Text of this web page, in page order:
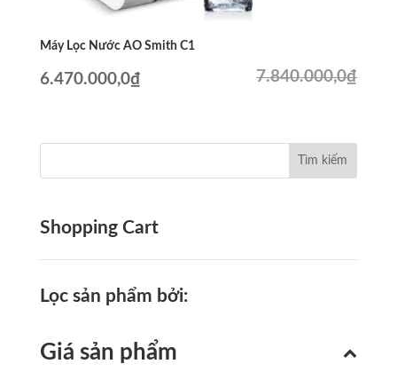
Máy Lọc Nước AO Smith C1
7.840.000,0₫
Giá
6.470.000,0₫Giá
Shopping Cart
Lọc sản phẩm bởi:
Giá sản phẩm